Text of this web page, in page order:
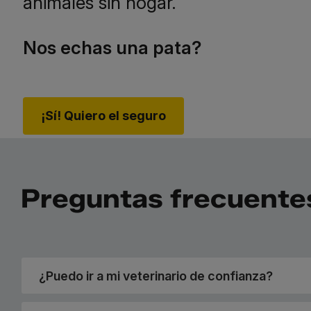
Nos echas una pata?
¡Sí! Quiero el seguro
Preguntas
¿Puedo ir a mi veterinario de confianza?